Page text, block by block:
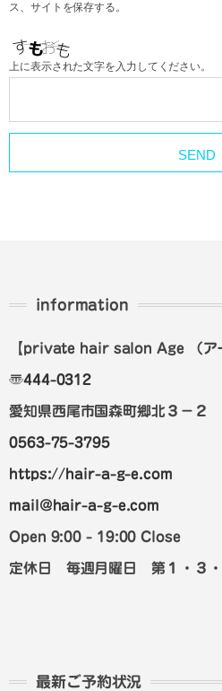
ス、サイトを保存する。
上に表示された文字を入力してください。
information
【private hair salon Age （ア
〠444-0312
愛知県西尾市国森町郷北３－２
0563-75-3795
https://hair-a-g-e.com
mail@hair-a-g-e.com
Open 9:00 - 19:00 Close
定休日 毎週月曜日 第１・３・
最新ご予約状況